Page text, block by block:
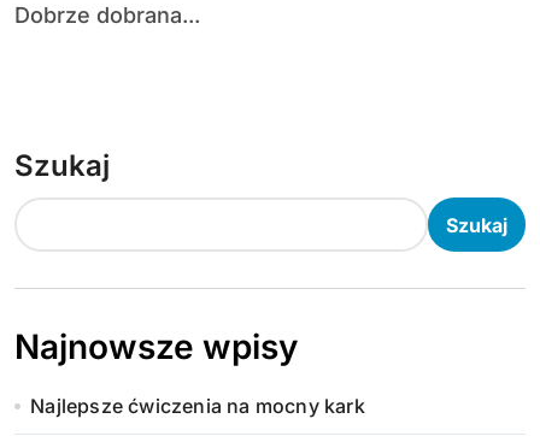
Dobrze dobrana...
Szukaj
Szukaj
Najnowsze wpisy
Najlepsze ćwiczenia na mocny kark